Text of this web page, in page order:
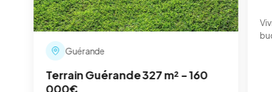
Guérande
Terrain Guérande 327 m² - 160
000€